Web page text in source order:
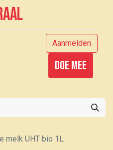
Aanmelden
Doe mee
melk UHT bio 1L